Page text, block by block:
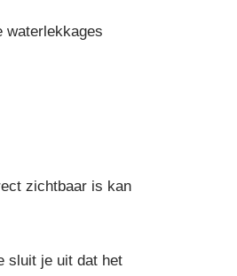
waterlekkages
zichtbaar is kan
sluit je uit dat het